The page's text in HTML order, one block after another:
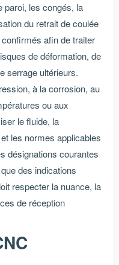
paroi, les congés, la
du retrait de coulée
afin de traiter
de déformation, de
serrage ultérieurs.
à la corrosion, au
ou aux
le fluide, la
les normes applicables
désignations courantes
des indications
respecter la nuance, la
de réception